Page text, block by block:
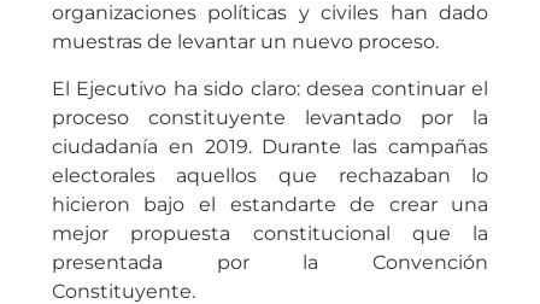
organizaciones políticas y civiles han dado
muestras de levantar un nuevo proceso.
El Ejecutivo ha sido claro: desea continuar el
proceso constituyente levantado por la
ciudadanía en 2019. Durante las campañas
electorales aquellos que rechazaban lo
hicieron bajo el estandarte de crear una
mejor propuesta constitucional que la
presentada por la Convención
Constituyente.